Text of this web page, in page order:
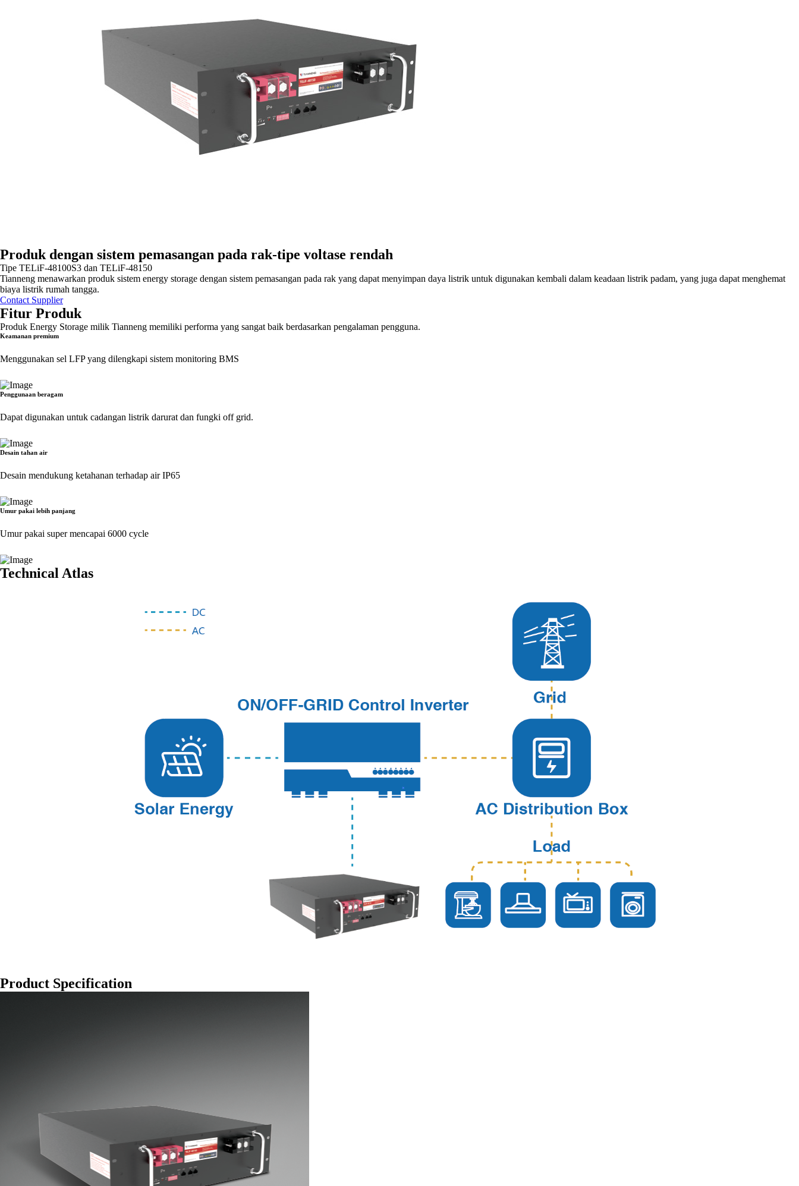
Produk dengan sistem pemasangan pada rak-tipe voltase rendah
Tipe TELiF-48100S3 dan TELiF-48150
Tianneng menawarkan produk sistem energy storage dengan sistem pemasangan pada rak yang dapat menyimpan daya listrik untuk digunakan kembali dalam keadaan listrik padam, yang juga dapat menghemat
biaya listrik rumah tangga.
Contact Supplier
Fitur Produk
Produk Energy Storage milik Tianneng memiliki performa yang sangat baik berdasarkan pengalaman pengguna.
Keamanan premium
Menggunakan sel LFP yang dilengkapi sistem monitoring BMS
Penggunaan beragam
Dapat digunakan untuk cadangan listrik darurat dan fungki off grid.
Desain tahan air
Desain mendukung ketahanan terhadap air IP65
Umur pakai lebih panjang
Umur pakai super mencapai 6000 cycle
Technical Atlas
Product Specification